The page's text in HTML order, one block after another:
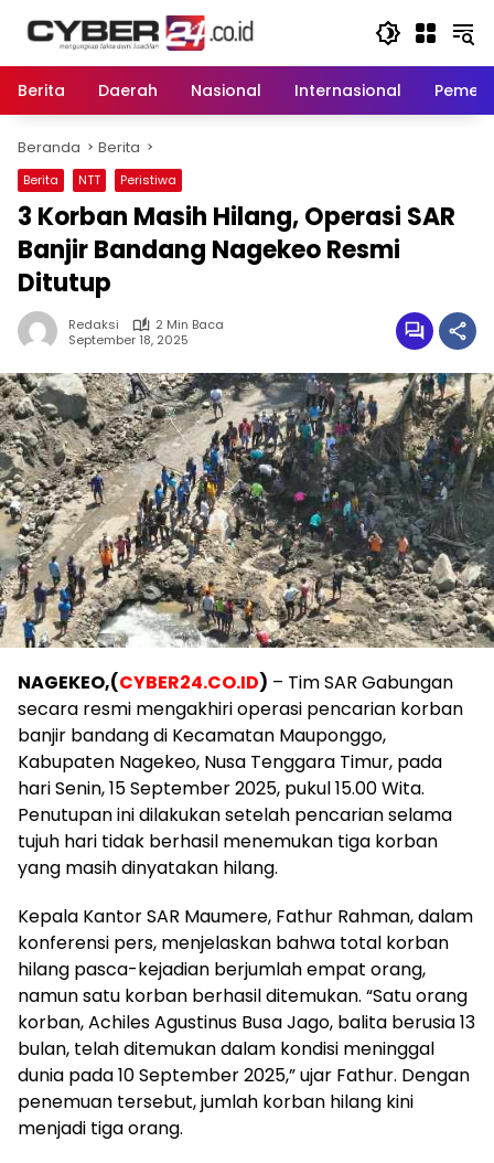
Berita
Daerah Nasional Internasional
Beranda Berita
Berita NTT Peristiwa
3 Korban Masih Hilang, Operasi SAR
Banjir Bandang Nagekeo Resmi
Ditutup
Redaksi
2 Min Baca
September 18, 2025
​NAGEKEO,(CYBER24.CO.ID) – Tim SAR Gabungan
secara resmi mengakhiri operasi pencarian korban
banjir bandang di Kecamatan Mauponggo,
Kabupaten Nagekeo, Nusa Tenggara Timur, pada
hari Senin, 15 September 2025, pukul 15.00 Wita.
Penutupan ini dilakukan setelah pencarian selama
tujuh hari tidak berhasil menemukan tiga korban
yang masih dinyatakan hilang.
​Kepala Kantor SAR Maumere, Fathur Rahman, dalam
konferensi pers, menjelaskan bahwa total korban
hilang pasca-kejadian berjumlah empat orang,
namun satu korban berhasil ditemukan. “Satu orang
korban, Achiles Agustinus Busa Jago, balita berusia 13
bulan, telah ditemukan dalam kondisi meninggal
dunia pada 10 September 2025,” ujar Fathur. Dengan
penemuan tersebut, jumlah korban hilang kini
menjadi tiga orang.